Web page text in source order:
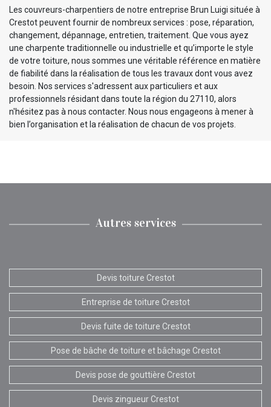
Les couvreurs-charpentiers de notre entreprise Brun Luigi située à
Crestot peuvent fournir de nombreux services : pose, réparation,
changement, dépannage, entretien, traitement. Que vous ayez
une charpente traditionnelle ou industrielle et qu’importe le style
de votre toiture, nous sommes une véritable référence en matière
de fiabilité dans la réalisation de tous les travaux dont vous avez
besoin. Nos services s'adressent aux particuliers et aux
professionnels résidant dans toute la région du 27110, alors
n'hésitez pas à nous contacter. Nous nous engageons à mener à
bien l’organisation et la réalisation de chacun de vos projets.
Autres services
Devis toiture Crestot
Entreprise de toiture Crestot
Devis fuite de toiture Crestot
Pose de bâche de toiture et bâchage Crestot
Devis pose de gouttière Crestot
Devis zingueur Crestot